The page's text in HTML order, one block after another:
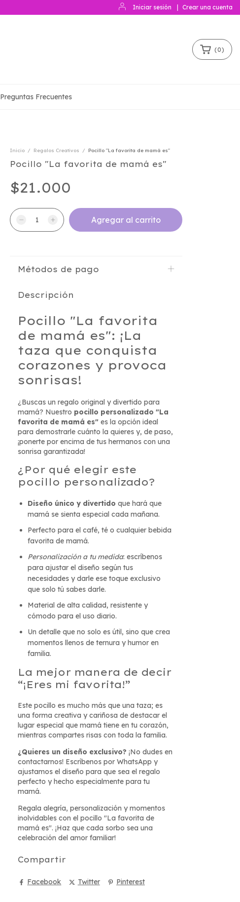
Iniciar sesión Crear una cuenta
(0)
Preguntas Frecuentes
Inicio / Regalos Creativos / Pocillo "La favorita de mamá es"
Pocillo "La favorita de mamá es"
$21.000
Métodos de pago
Descripción
Pocillo "La favorita
de mamá es": ¡La
taza que conquista
corazones y provoca
sonrisas!
¿Buscas un regalo original y divertido para
mamá? Nuestro pocillo personalizado "La
favorita de mamá es" es la opción ideal
para demostrarle cuánto la quieres y, de paso,
¡ponerte por encima de tus hermanos con una
sonrisa garantizada!
¿Por qué elegir este
pocillo personalizado?
Diseño único y divertido que hará que
mamá se sienta especial cada mañana.
Perfecto para el café, té o cualquier bebida
favorita de mamá.
Personalización a tu medida: escríbenos
para ajustar el diseño según tus
necesidades y darle ese toque exclusivo
que solo tú sabes darle.
Material de alta calidad, resistente y
cómodo para el uso diario.
Un detalle que no solo es útil, sino que crea
momentos llenos de ternura y humor en
familia.
La mejor manera de decir
“¡Eres mi favorita!”
Este pocillo es mucho más que una taza; es
una forma creativa y cariñosa de destacar el
lugar especial que mamá tiene en tu corazón,
mientras compartes risas con toda la familia.
¿Quieres un diseño exclusivo? ¡No dudes en
contactarnos! Escríbenos por WhatsApp y
ajustamos el diseño para que sea el regalo
perfecto y hecho especialmente para tu
mamá.
Regala alegría, personalización y momentos
inolvidables con el pocillo "La favorita de
mamá es". ¡Haz que cada sorbo sea una
celebración del amor familiar!
Compartir
Facebook Twitter Pinterest